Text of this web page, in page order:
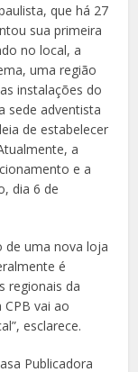
que há 27
sua primeira
no local, a
uma região
instalações do
sede adventista
de estabelecer
a
e a
dia 6 de
de uma nova loja
é
regionais da
CPB vai ao
esclarece.
Publicadora